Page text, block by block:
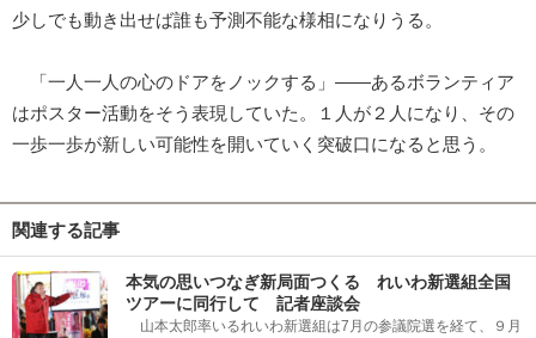
少しでも動き出せば誰も予測不能な様相になりうる。
「一人一人の心のドアをノックする」――あるボランティア
はポスター活動をそう表現していた。１人が２人になり、その
一歩一歩が新しい可能性を開いていく突破口になると思う。
関連する記事
本気の思いつなぎ新局面つくる れいわ新選組全国
ツアーに同行して 記者座談会
山本太郎率いるれいわ新選組は7月の参議院選を経て、９月